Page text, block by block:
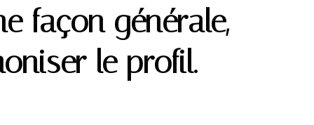
façon générale,
le profil.